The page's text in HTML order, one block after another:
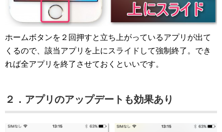
ホームボタンを２回押すと立ち上がっているアプリが出て
くるので、該当アプリを上にスライドして強制終了。でき
れば全アプリを終了させておくといいです。
２．アプリのアップデートも効果あり